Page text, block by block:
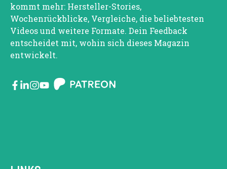
kommt mehr: Hersteller-Stories,
Wochenrückblicke, Vergleiche, die beliebtesten
Videos und weitere Formate. Dein Feedback
entscheidet mit, wohin sich dieses Magazin
entwickelt.